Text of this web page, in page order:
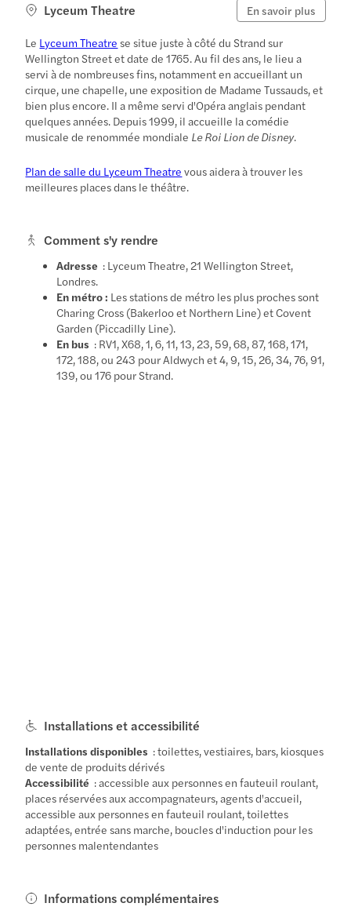
Lyceum Theatre En savoir plus
Le Lyceum Theatre se situe juste à côté du Strand sur
Wellington Street et date de 1765. Au fil des ans, le lieu a
servi à de nombreuses fins, notamment en accueillant un
cirque, une chapelle, une exposition de Madame Tussauds, et
bien plus encore. Il a même servi d'Opéra anglais pendant
quelques années. Depuis 1999, il accueille la comédie
musicale de renommée mondiale Le Roi Lion de Disney.
Plan de salle du Lyceum Theatre vous aidera à trouver les
meilleures places dans le théâtre.
Comment s'y rendre
Adresse : Lyceum Theatre, 21 Wellington Street,
Londres.
En métro : Les stations de métro les plus proches sont
Charing Cross (Bakerloo et Northern Line) et Covent
Garden (Piccadilly Line).
En bus : RV1, X68, 1, 6, 11, 13, 23, 59, 68, 87, 168, 171,
172, 188, ou 243 pour Aldwych et 4, 9, 15, 26, 34, 76, 91,
139, ou 176 pour Strand.
Installations et accessibilité
Installations disponibles : toilettes, vestiaires, bars, kiosques
de vente de produits dérivés
Accessibilité : accessible aux personnes en fauteuil roulant,
places réservées aux accompagnateurs, agents d'accueil,
accessible aux personnes en fauteuil roulant, toilettes
adaptées, entrée sans marche, boucles d'induction pour les
personnes malentendantes
Informations complémentaires